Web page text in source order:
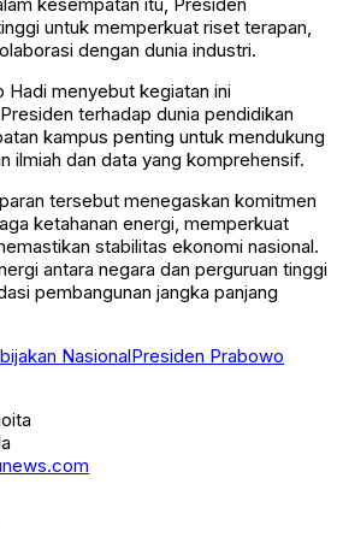
untuk memperkuat riset terapan,
dengan dunia industri.
Hadi menyebut kegiatan ini
terhadap dunia pendidikan
kampus penting untuk mendukung
ilmiah dan data yang komprehensif.
tersebut menegaskan komitmen
ketahanan energi, memperkuat
stabilitas ekonomi nasional.
antara negara dan perguruan tinggi
pembangunan jangka panjang
NasionalPresiden Prabowo